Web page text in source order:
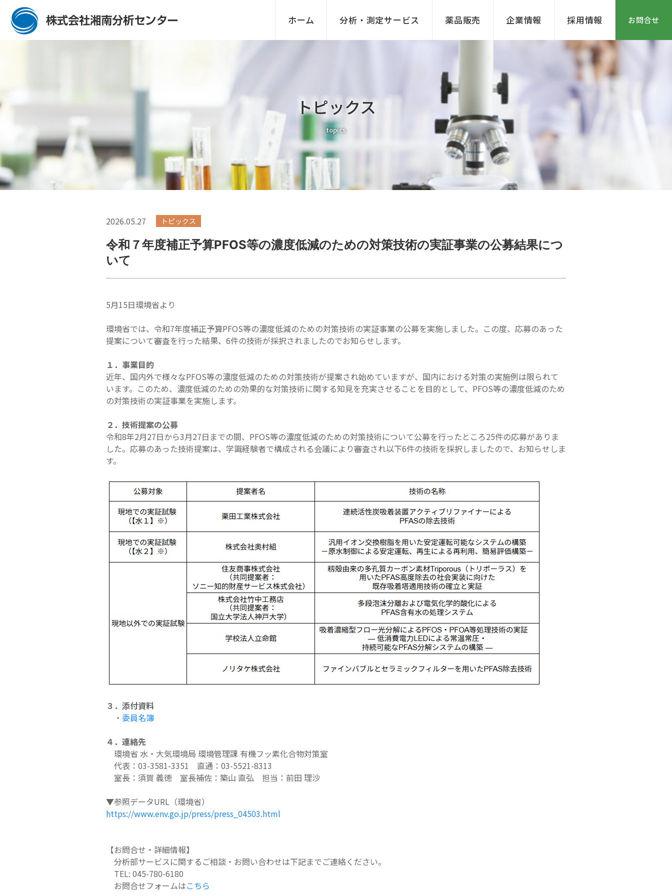
ホーム 分析・測定サービス 薬品販売 企業情報 採用情報 お問合せ
トピックス
topics
2026.05.27 トピックス
令和７年度補正予算PFOS等の濃度低減のための対策技術の実証事業の公募結果につ
いて
5月15日環境省より
環境省では、令和7年度補正予算PFOS等の濃度低減のための対策技術の実証事業の公募を実施しました。この度、応募のあった
提案について審査を行った結果、6件の技術が採択されましたのでお知らせします。
１．事業目的
近年、国内外で様々なPFOS等の濃度低減のための対策技術が提案され始めていますが、国内における対策の実施例は限られて
います。このため、濃度低減のための効果的な対策技術に関する知見を充実させることを目的として、PFOS等の濃度低減のため
の対策技術の実証事業を実施します。
２．技術提案の公募
令和8年2月27日から3月27日までの間、PFOS等の濃度低減のための対策技術について公募を行ったところ25件の応募がありま
した。応募のあった技術提案は、学識経験者で構成される会議により審査され以下6件の技術を採択しましたので、お知らせしま
す。
３．添付資料
・ 委員名簿
４．連絡先
環境省 水・大気環境局 環境管理課 有機フッ素化合物対策室
代表：03-3581-3351 直通：03-5521-8313
室長：須賀 義徳 室長補佐：築山 直弘 担当：前田 理沙
▼参照データURL（環境省）
https://www.env.go.jp/press/press_04503.html
【お問合せ・詳細情報】
分析部サービスに関するご相談・お問い合わせは下記までご連絡ください。
TEL: 045-780-6180
お問合せフォームはこちら